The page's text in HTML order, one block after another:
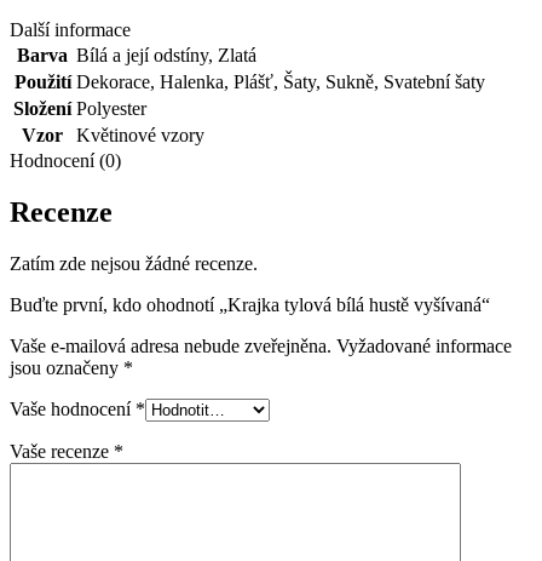
Další informace
Barva Bílá a její odstíny, Zlatá
Použití Dekorace, Halenka, Plášť, Šaty, Sukně, Svatební šaty
Složení Polyester
Vzor
Květinové vzory
Hodnocení (0)
Recenze
Zatím zde nejsou žádné recenze.
Buďte první, kdo ohodnotí „Krajka tylová bílá hustě vyšívaná“
Vaše e-mailová adresa nebude zveřejněna. Vyžadované informace
jsou označeny *
Vaše hodnocení *
Vaše recenze *